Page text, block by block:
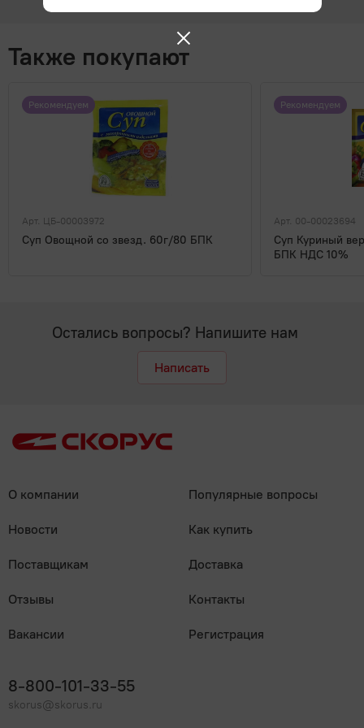
Также покупают
Рекомендуем
Арт. ЦБ-00003972
Суп Овощной со звезд. 60г/80 БПК
Рекомендуем
Арт. 00-00023694
Суп Куриный
БПК НДС 10%
Остались вопросы? Напишите нам
Написать
О компании
Новости
Поставщикам
Отзывы
Вакансии
Популярные вопросы
Как купить
Доставка
Контакты
Регистрация
8-800-101-33-55
skorus@skorus.ru